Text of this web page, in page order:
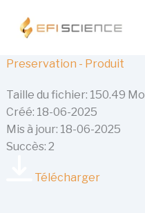
contenu
Preservation - Produit
Taille du fichier: 150.49 Mo
Créé: 18-06-2025
Mis à jour: 18-06-2025
Succès: 2
Télécharger